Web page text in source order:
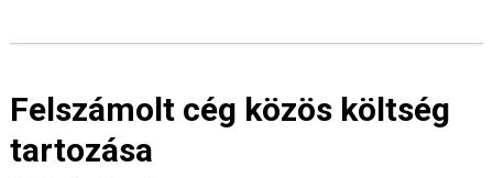
Felszámolt cég közös költség
tartozása